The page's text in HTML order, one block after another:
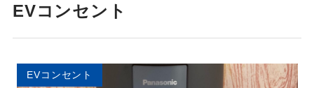
EVコンセント
EVコンセント